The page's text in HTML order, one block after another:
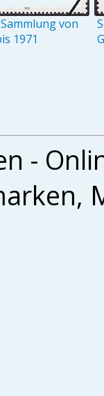
von
1971
-